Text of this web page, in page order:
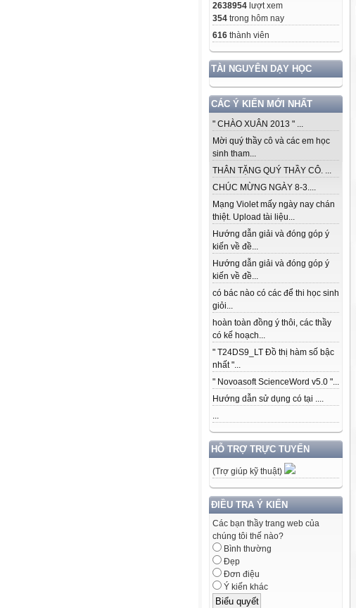
2638954 lượt xem
354 trong hôm nay
616 thành viên
TÀI NGUYÊN DẠY HỌC
CÁC Ý KIẾN MỚI NHẤT
" CHÀO XUÂN 2013 " ...
Mời quý thầy cô và các em học
sinh tham...
THÂN TẶNG QUÝ THẦY CÔ. ...
CHÚC MỪNG NGÀY 8-3....
Mạng Violet mấy ngày nay chán
thiệt. Upload tài liệu...
Hướng dẫn giải và đóng góp ý
kiến về đề...
Hướng dẫn giải và đóng góp ý
kiến về đề...
có bác nào có các để thi học sinh
giỏi...
hoàn toàn đồng ý thôi, các thầy
có kế hoạch...
" T24DS9_LT Đồ thị hàm số bậc
nhất "...
" Novoasoft ScienceWord v5.0 "...
Hướng dẫn sử dụng có tại ....
...
HỖ TRỢ TRỰC TUYẾN
(Trợ giúp kỹ thuật)
ĐIỀU TRA Ý KIẾN
Các bạn thầy trang web của
chúng tôi thế nào?
Bình thường
Đẹp
Đơn điệu
Ý kiến khác